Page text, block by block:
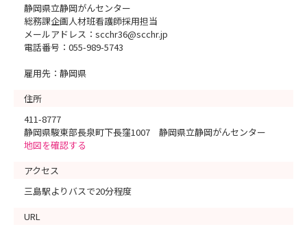
静岡県立静岡がんセンター
総務課企画人材班看護師採用担当
メールアドレス：scchr36@scchr.jp
電話番号：055-989-5743
雇用先：静岡県
住所
411-8777
静岡県駿東部長泉町下長窪1007 静岡県立静岡がんセンター
地図を確認する
アクセス
三島駅よりバスで20分程度
URL